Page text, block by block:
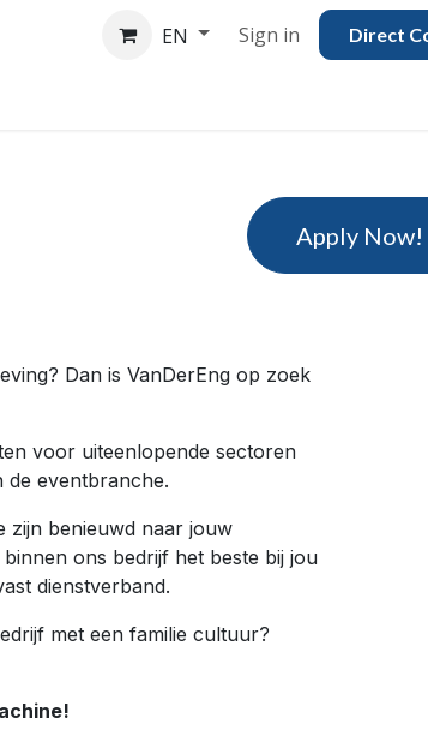
EN Sign in Direct
Apply Now!
Dan is VanDerEng op zoek
voor uiteenlopende sectoren
de eventbranche.
zijn benieuwd naar jouw
ons bedrijf het beste bij jou
dienstverband.
met een familie cultuur?